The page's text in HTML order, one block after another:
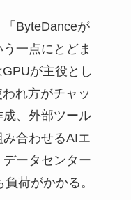
ByteDanceが
一点にとどま
が主役とし
れ方がチャッ
成、外部ツール
合わせるAIエ
ータセンター
荷がかかる。